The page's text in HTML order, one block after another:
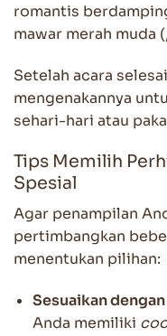
romantis
mawar merah muda (
Setelah acara
mengenakannya
sehari-hari atau
Tips Memilih
Spesial
Agar penampilan
pertimbangkan
menentukan pilihan:
Sesuaikan
Anda memiliki